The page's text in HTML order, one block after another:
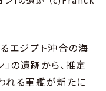
エジプト沖合の海
の遺跡から、推定
れる軍艦が新たに